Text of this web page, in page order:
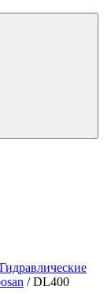
Гидравлические
/DL400